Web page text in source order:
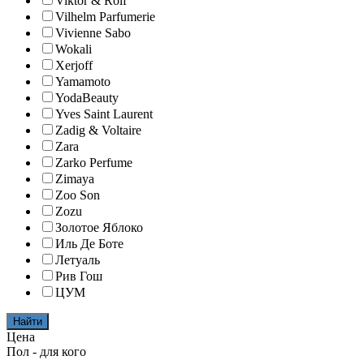
Vilhelm Parfumerie
Vivienne Sabo
Wokali
Xerjoff
Yamamoto
YodaBeauty
Yves Saint Laurent
Zadig & Voltaire
Zara
Zarko Perfume
Zimaya
Zoo Son
Zozu
Золотое Яблоко
Иль Де Боте
Летуаль
Рив Гош
ЦУМ
Найти
Цена
Пол - для кого